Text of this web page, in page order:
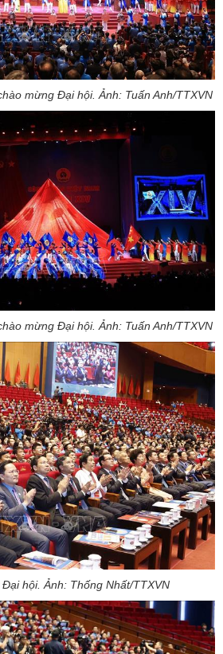
mừng Đại hội. Ảnh: Tuấn Anh/TTXVN
mừng Đại hội. Ảnh: Tuấn Anh/TTXVN
hội. Ảnh: Thống Nhất/TTXVN